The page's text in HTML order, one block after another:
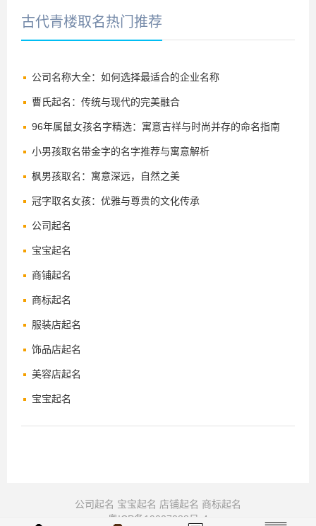
古代青楼取名热门推荐
公司名称大全：如何选择最适合的企业名称
曹氏起名：传统与现代的完美融合
96年属鼠女孩名字精选：寓意吉祥与时尚并存的命名指南
小男孩取名带金字的名字推荐与寓意解析
枫男孩取名：寓意深远，自然之美
冠字取名女孩：优雅与尊贵的文化传承
公司起名
宝宝起名
商铺起名
商标起名
服装店起名
饰品店起名
美容店起名
宝宝起名
公司起名 宝宝起名 店铺起名 商标起名
粤ICP备19027288号-4